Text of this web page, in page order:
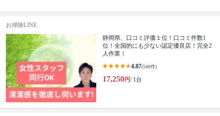
お掃除LINE
静岡県、口コミ評価１位！口コミ件数1
位！全国的にも少ない認定優良店！完全2
人作業！
4.87(540件)
17,250円/ 1台